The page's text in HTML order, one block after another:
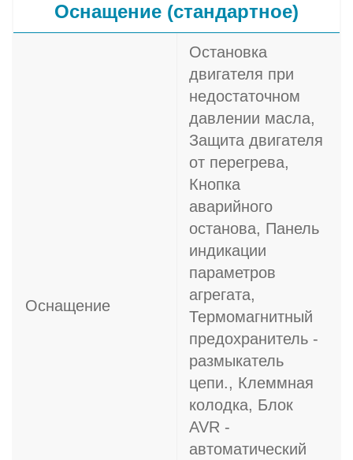
Оснащение (стандартное)
Оснащение
Остановка
двигателя при
недостаточном
давлении масла,
Защита двигателя
от перегрева,
Кнопка
аварийного
останова, Панель
индикации
параметров
агрегата,
Термомагнитный
предохранитель -
размыкатель
цепи., Клеммная
колодка, Блок
AVR -
автоматический